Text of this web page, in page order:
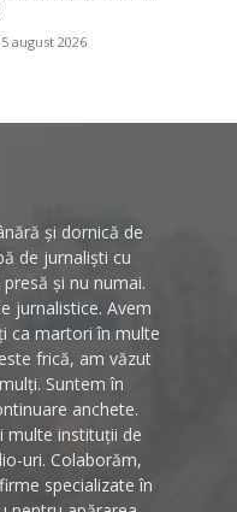
5 august 2026
și dornică de
de jurnaliști cu
și nu numai.
jurnalistice. Avem
ca martori în multe
frică, am văzut
Suntem în
anchete.
multe instituții de
uri. Colaborăm,
specializate în